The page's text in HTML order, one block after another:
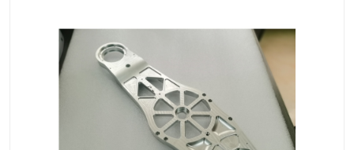
家具零配件加工 数控精密机加工
机床零件加工
数控机床加工